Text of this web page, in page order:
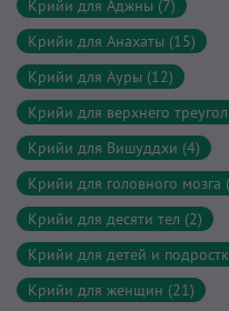
Крийи для Аджны (7)
Крийи для Анахаты (15)
Крийи для Ауры (12)
Крийи для верхнего
Крийи для Вишуддхи (4)
Крийи для головного мозга
Крийи для десяти тел (2)
Крийи для детей и
Крийи для женщин (21)